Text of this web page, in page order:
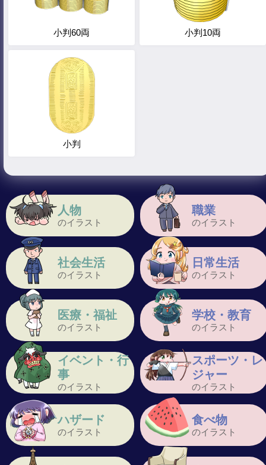
人物
のイラスト
職業
のイラスト
社会生活
のイラスト
日常生活
のイラスト
医療・福祉
のイラスト
学校・教育
のイラスト
イベント・行
事
のイラスト
スポーツ・レ
ジャー
のイラスト
ハザード
のイラスト
食べ物
のイラスト
小判60両 小判10両
小判